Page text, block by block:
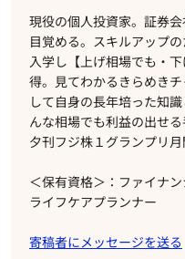
現役の個人投資家。証券
目覚める。スキルアップ
入学し【上げ相場でも・
得。見てわかるきらめき
して自身の長年培った知
んな相場でも利益の出せ
夕刊フジ株１グランプリ月
＜保有資格＞：ファイナ
ライフケアプランナー
寄稿者にメッセージを送る